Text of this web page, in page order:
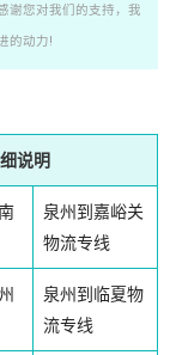
谢您对我们的支持，我
的动力!
说明
泉州到嘉峪关
物流专线
泉州到临夏物
流专线